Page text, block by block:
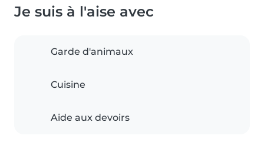
Je suis à l'aise avec
Garde d'animaux
Cuisine
Aide aux devoirs